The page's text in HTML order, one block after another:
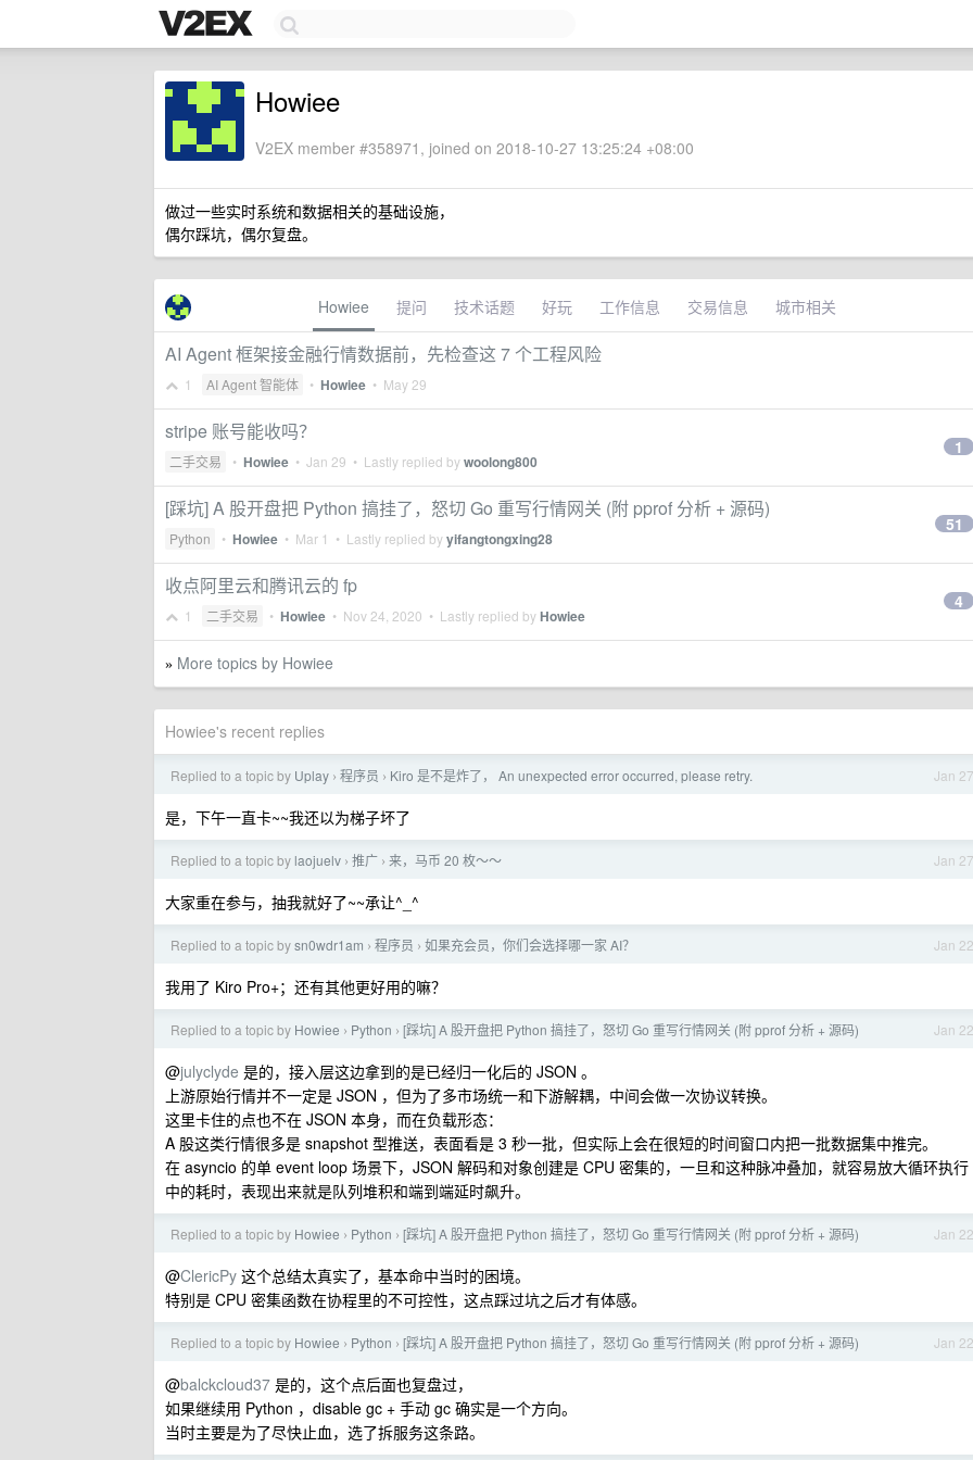
Howiee
V2EX member #358971, joined on 2018-10-27 13:25:24 +08:00
做过一些实时系统和数据相关的基础设施，
偶尔踩坑，偶尔复盘。
Howiee 提问 技术话题 好玩 工作信息 交易信息 城市相关
AI Agent 框架接金融行情数据前，先检查这 7 个工程风险
1 AI Agent 智能体 • Howiee • May 29
stripe 账号能收吗？
二手交易 • Howiee • Jan 29 • Lastly replied bywoolong800
1
[踩坑] A 股开盘把 Python 搞挂了，怒切 Go 重写行情网关 (附 pprof 分析 + 源码)
Python • Howiee • Mar 1 • Lastly replied byyifangtongxing28
51
收点阿里云和腾讯云的 fp
1 二手交易 • Howiee • Nov 24, 2020 • Lastly replied byHowiee
4
» More topics by Howiee
Howiee's recent replies
Jan 27
Replied to a topic by Uplay › 程序员 › Kiro 是不是炸了， An unexpected error occurred, please retry.
是，下午一直卡~~我还以为梯子坏了
Jan 27
Replied to a topic by laojuelv › 推广 › 来，马币 20 枚～～
大家重在参与，抽我就好了~~承让^_^
Jan 22
Replied to a topic bysn0wdr1am › 程序员 › 如果充会员，你们会选择哪一家 AI？
我用了 Kiro Pro+；还有其他更好用的嘛？
Jan 22
Replied to a topic by Howiee › Python › [踩坑] A 股开盘把 Python 搞挂了，怒切 Go 重写行情网关 (附 pprof 分析 + 源码)
@julyclyde 是的，接入层这边拿到的是已经归一化后的 JSON 。
上游原始行情并不一定是 JSON ，但为了多市场统一和下游解耦，中间会做一次协议转换。
这里卡住的点也不在 JSON 本身，而在负载形态：
A 股这类行情很多是 snapshot 型推送，表面看是 3 秒一批，但实际上会在很短的时间窗口内把一批数据集中推完。
在 asyncio 的单 event loop 场景下，JSON 解码和对象创建是 CPU 密集的，一旦和这种脉冲叠加，就容易放大循环执行
中的耗时，表现出来就是队列堆积和端到端延时飙升。
Jan 22
Replied to a topic by Howiee › Python › [踩坑] A 股开盘把 Python 搞挂了，怒切 Go 重写行情网关 (附 pprof 分析 + 源码)
@ClericPy 这个总结太真实了，基本命中当时的困境。
特别是 CPU 密集函数在协程里的不可控性，这点踩过坑之后才有体感。
Jan 22
Replied to a topic by Howiee › Python › [踩坑] A 股开盘把 Python 搞挂了，怒切 Go 重写行情网关 (附 pprof 分析 + 源码)
@balckcloud37 是的，这个点后面也复盘过，
如果继续用 Python ，disable gc + 手动 gc 确实是一个方向。
当时主要是为了尽快止血，选了拆服务这条路。